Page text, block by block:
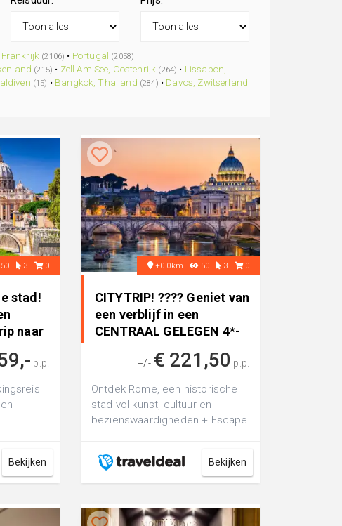
Frankrijk (2106) • Portugal (2058)
(215) • Zell Am See, Oostenrijk (264) • Lissabon,
(15) • Bangkok, Thailand (284) • Davos, Zwitserland
3 0
stad!
naar
p.p.
Bekijken
+0.0km 50 3 0
CITYTRIP! ???? Geniet van
een verblijf in een
CENTRAAL GELEGEN 4*-
+/- € 221,50 p.p.
Ontdek Rome, een historische
stad vol kunst, cultuur en
bezienswaardigheden + Escape
Bekijken